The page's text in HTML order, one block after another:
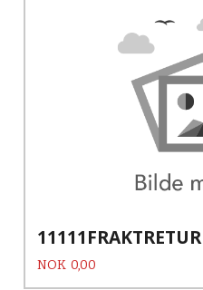
11111FRAKTRETUR
Pris
NOK 0,00